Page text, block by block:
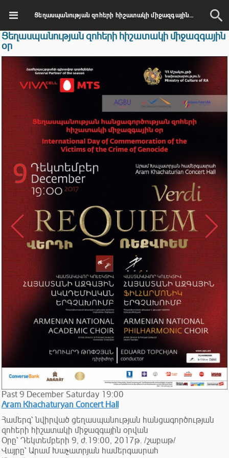
Ցեղասպանության զոհերի հիշատակի միջազգային օր
Ցեղասպանության զոհերի հիշատակի միջազգային
օր
Past 9 December Saturday 19:00
Aram Khachaturyan Concert Hall
Համերգ՝ նվիրված ցեղասպանության հանցագործության
զոհերի հիշատակի միջազգային օրվան
Օրը՝ Դեկտեմբերի 9, ժ.19:00, 2017թ. /շաբաթ/
Վայրը՝ Արամ Խաչատրյան համերգասրահ